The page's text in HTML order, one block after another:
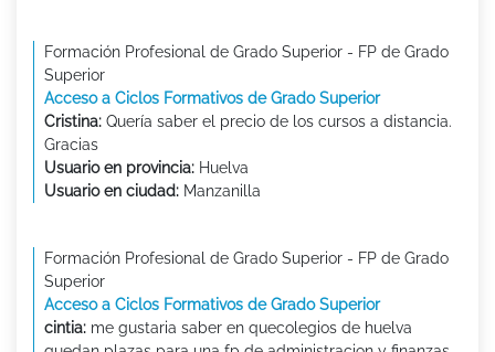
Formación Profesional de Grado Superior - FP de Grado
Superior
Acceso a Ciclos Formativos de Grado Superior
Cristina: Quería saber el precio de los cursos a distancia.
Gracias
Usuario en provincia: Huelva
Usuario en ciudad: Manzanilla
Formación Profesional de Grado Superior - FP de Grado
Superior
Acceso a Ciclos Formativos de Grado Superior
cintia: me gustaria saber en quecolegios de huelva